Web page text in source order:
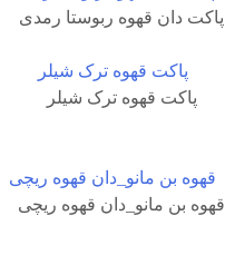
پاکت دان قهوه ربوستا رمدی
پاکت قهوه ترک شیلر
قهوه بن مانو_دان قهوه ریچی